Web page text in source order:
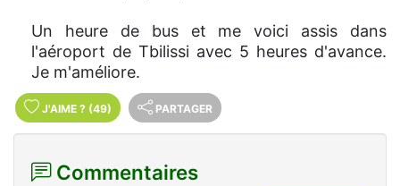
Un heure de bus et me voici assis dans
l'aéroport de Tbilissi avec 5 heures d'avance.
Je m'améliore.
J'AIME ? (49) PARTAGER
Commentaires